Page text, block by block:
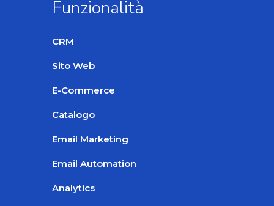
Funzionalità
CRM
Sito Web
E-Commerce
Catalogo
Email Marketing
Email Automation
Analytics